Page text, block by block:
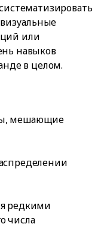
или
навыков
в целом.
мешающие
редкими
числа